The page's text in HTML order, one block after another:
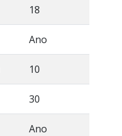
18
Ano
10
30
Ano